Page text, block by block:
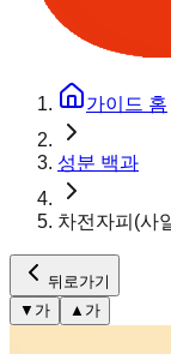
가이드 홈
성분 백과
차전자피(사
뒤로가기
▼ 가 ▲ 가